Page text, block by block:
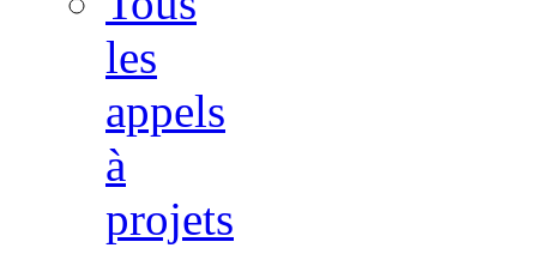
les
appels
à
projets